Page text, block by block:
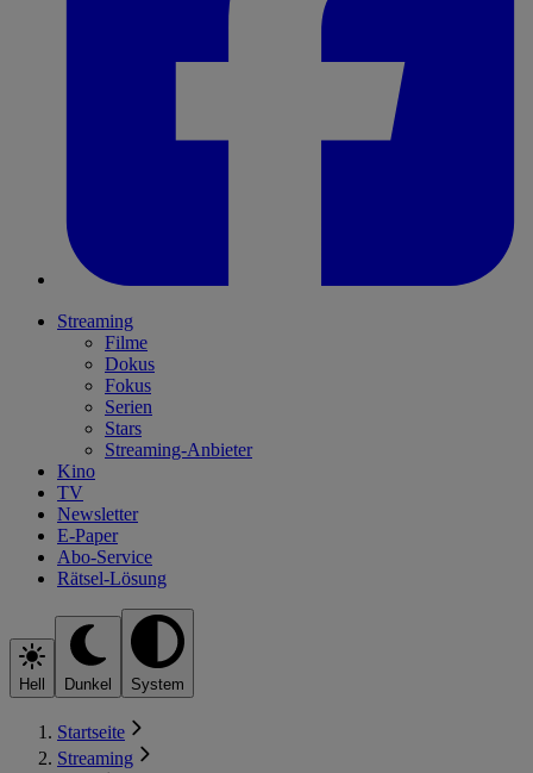
Streaming
Filme
Dokus
Fokus
Serien
Stars
Streaming-Anbieter
Kino
TV
Newsletter
E-Paper
Abo-Service
Rätsel-Lösung
Hell Dunkel System
Startseite
Streaming